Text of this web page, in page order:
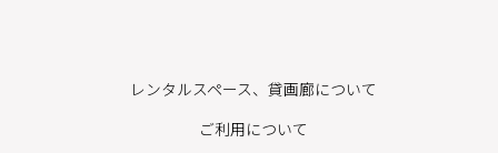
レンタルスペース、貸画廊について
ご利用について